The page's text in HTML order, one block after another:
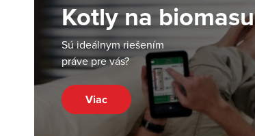
Kotly na biomasu
Sú ideálnym riešením
práve pre vás?
Viac